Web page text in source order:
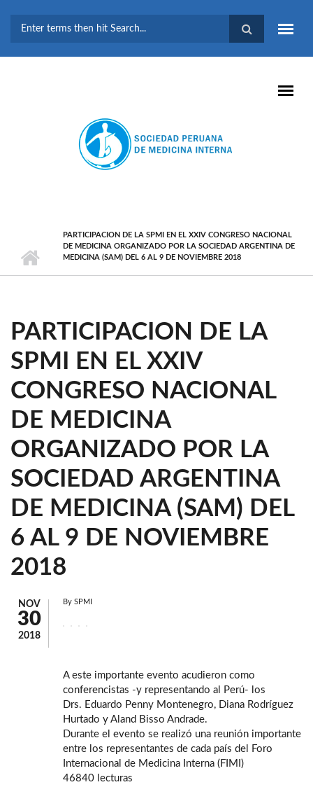
BÚSQUEDA
PARTICIPACION DE LA SPMI EN EL XXIV CONGRESO NACIONAL
DE MEDICINA ORGANIZADO POR LA SOCIEDAD ARGENTINA DE
MEDICINA (SAM) DEL 6 AL 9 DE NOVIEMBRE 2018
PARTICIPACION DE LA
SPMI EN EL XXIV
CONGRESO NACIONAL
DE MEDICINA
ORGANIZADO POR LA
SOCIEDAD ARGENTINA
DE MEDICINA (SAM) DEL
6 AL 9 DE NOVIEMBRE
2018
NOV
30
2018
By SPMI
A este importante evento acudieron como
conferencistas -y representando al Perú- los
Drs. Eduardo Penny Montenegro, Diana Rodríguez
Hurtado y Aland Bisso Andrade.
Durante el evento se realizó una reunión importante
entre los representantes de cada país del Foro
Internacional de Medicina Interna (FIMI)
46840 lecturas